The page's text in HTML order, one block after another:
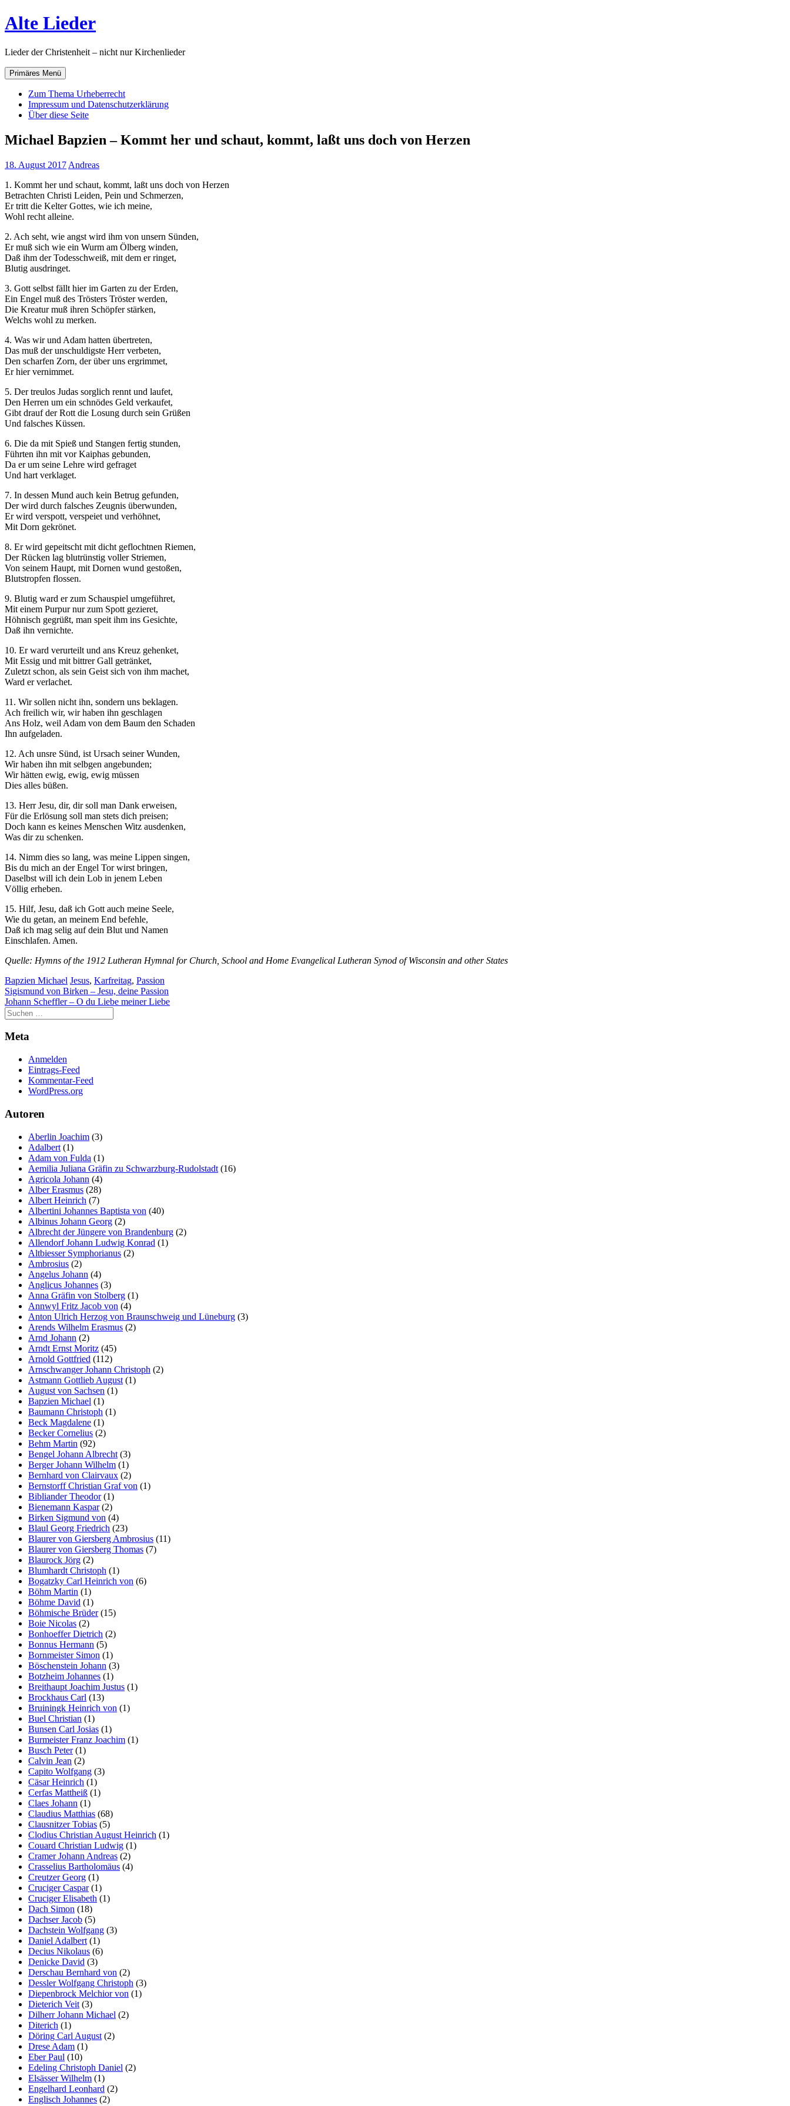
Zum
Inhalt
Alte Lieder
Lieder der Christenheit – nicht nur Kirchenlieder
Primäres Menü
Zum Thema Urheberrecht
Impressum und Datenschutzerklärung
Über diese Seite
Michael Bapzien – Kommt her und schaut, kommt, laßt uns doch von Herzen
18. August 2017 Andreas
1. Kommt her und schaut, kommt, laßt uns doch von Herzen
Betrachten Christi Leiden, Pein und Schmerzen,
Er tritt die Kelter Gottes, wie ich meine,
Wohl recht alleine.
2. Ach seht, wie angst wird ihm von unsern Sünden,
Er muß sich wie ein Wurm am Ölberg winden,
Daß ihm der Todesschweiß, mit dem er ringet,
Blutig ausdringet.
3. Gott selbst fällt hier im Garten zu der Erden,
Ein Engel muß des Trösters Tröster werden,
Die Kreatur muß ihren Schöpfer stärken,
Welchs wohl zu merken.
4. Was wir und Adam hatten übertreten,
Das muß der unschuldigste Herr verbeten,
Den scharfen Zorn, der über uns ergrimmet,
Er hier vernimmet.
5. Der treulos Judas sorglich rennt und laufet,
Den Herren um ein schnödes Geld verkaufet,
Gibt drauf der Rott die Losung durch sein Grüßen
Und falsches Küssen.
6. Die da mit Spieß und Stangen fertig stunden,
Führten ihn mit vor Kaiphas gebunden,
Da er um seine Lehre wird gefraget
Und hart verklaget.
7. In dessen Mund auch kein Betrug gefunden,
Der wird durch falsches Zeugnis überwunden,
Er wird verspott, verspeiet und verhöhnet,
Mit Dorn gekrönet.
8. Er wird gepeitscht mit dicht geflochtnen Riemen,
Der Rücken lag blutrünstig voller Striemen,
Von seinem Haupt, mit Dornen wund gestoßen,
Blutstropfen flossen.
9. Blutig ward er zum Schauspiel umgeführet,
Mit einem Purpur nur zum Spott gezieret,
Höhnisch gegrüßt, man speit ihm ins Gesichte,
Daß ihn vernichte.
10. Er ward verurteilt und ans Kreuz gehenket,
Mit Essig und mit bittrer Gall getränket,
Zuletzt schon, als sein Geist sich von ihm machet,
Ward er verlachet.
11. Wir sollen nicht ihn, sondern uns beklagen.
Ach freilich wir, wir haben ihn geschlagen
Ans Holz, weil Adam von dem Baum den Schaden
Ihn aufgeladen.
12. Ach unsre Sünd, ist Ursach seiner Wunden,
Wir haben ihn mit selbgen angebunden;
Wir hätten ewig, ewig, ewig müssen
Dies alles büßen.
13. Herr Jesu, dir, dir soll man Dank erweisen,
Für die Erlösung soll man stets dich preisen;
Doch kann es keines Menschen Witz ausdenken,
Was dir zu schenken.
14. Nimm dies so lang, was meine Lippen singen,
Bis du mich an der Engel Tor wirst bringen,
Daselbst will ich dein Lob in jenem Leben
Völlig erheben.
15. Hilf, Jesu, daß ich Gott auch meine Seele,
Wie du getan, an meinem End befehle,
Daß ich mag selig auf dein Blut und Namen
Einschlafen. Amen.
Quelle: Hymns of the 1912 Lutheran Hymnal for Church, School and Home Evangelical Lutheran Synod of Wisconsin and other States
Bapzien Michael Jesus, Karfreitag, Passion
Beitragsnavigation
Sigismund von Birken – Jesu, deine Passion
Johann Scheffler – O du Liebe meiner Liebe
Meta
Anmelden
Eintrags-Feed
Kommentar-Feed
WordPress.org
Autoren
Aberlin Joachim (3)
Adalbert (1)
Adam von Fulda (1)
Aemilia Juliana Gräfin zu Schwarzburg-Rudolstadt (16)
Agricola Johann (4)
Alber Erasmus (28)
Albert Heinrich (7)
Albertini Johannes Baptista von (40)
Albinus Johann Georg (2)
Albrecht der Jüngere von Brandenburg (2)
Allendorf Johann Ludwig Konrad (1)
Altbiesser Symphorianus (2)
Ambrosius (2)
Angelus Johann (4)
Anglicus Johannes (3)
Anna Gräfin von Stolberg (1)
Annwyl Fritz Jacob von (4)
Anton Ulrich Herzog von Braunschweig und Lüneburg (3)
Arends Wilhelm Erasmus (2)
Arnd Johann (2)
Arndt Ernst Moritz (45)
Arnold Gottfried (112)
Arnschwanger Johann Christoph (2)
Astmann Gottlieb August (1)
August von Sachsen (1)
Bapzien Michael (1)
Baumann Christoph (1)
Beck Magdalene (1)
Becker Cornelius (2)
Behm Martin (92)
Bengel Johann Albrecht (3)
Berger Johann Wilhelm (1)
Bernhard von Clairvaux (2)
Bernstorff Christian Graf von (1)
Bibliander Theodor(1)
Bienemann Kaspar(2)
Birken Sigmund von (4)
Blaul Georg Friedrich (23)
Blaurer von Giersberg Ambrosius (11)
Blaurer von Giersberg Thomas (7)
Blaurock Jörg (2)
Blumhardt Christoph (1)
Bogatzky Carl Heinrich von (6)
Böhm Martin (1)
Böhme David (1)
Böhmische Brüder(15)
Boie Nicolas (2)
Bonhoeffer Dietrich (2)
Bonnus Hermann (5)
Bornmeister Simon (1)
Böschenstein Johann (3)
Botzheim Johannes (1)
Breithaupt Joachim Justus (1)
Brockhaus Carl (13)
Bruiningk Heinrich von (1)
Buel Christian (1)
Bunsen Carl Josias (1)
Burmeister Franz Joachim (1)
Busch Peter(1)
Calvin Jean (2)
Capito Wolfgang (3)
Cäsar Heinrich (1)
Cerfas Mattheiß (1)
Claes Johann (1)
Claudius Matthias (68)
Clausnitzer Tobias (5)
Clodius Christian August Heinrich (1)
Couard Christian Ludwig (1)
Cramer Johann Andreas (2)
Crasselius Bartholomäus (4)
Creutzer Georg (1)
Cruciger Caspar(1)
Cruciger Elisabeth (1)
Dach Simon (18)
Dachser Jacob (5)
Dachstein Wolfgang (3)
Daniel Adalbert (1)
Decius Nikolaus (6)
Denicke David (3)
Derschau Bernhard von (2)
Dessler Wolfgang Christoph (3)
Diepenbrock Melchior von (1)
Dieterich Veit (3)
Dilherr Johann Michael (2)
Diterich (1)
Döring Carl August (2)
Drese Adam (1)
Eber Paul (10)
Edeling Christoph Daniel (2)
Elsässer Wilhelm (1)
Engelhard Leonhard (2)
Englisch Johannes (2)
Notwendig
Diese
Cookies
sind nicht
Sie werden
benötigt,
damit die
Website
Statistik
Cookies
können wir die
Funktionsweise
und Struktur
der Website
auf Basis der
Nutzung
verbessern.
Erfahrung
Damit unsere
Website
Ihres Besuchs
so gut wie
möglich
funktioniert.
diese Cookies
ablehnen,
verschwinden
einige
von der
Website.
Marketing
Indem Sie uns Ihre
Interessen und Ihr
Verhalten beim
Website mitteilen,
erhöhen Sie die
Wahrscheinlichkeit,
personalisierte
Angebote zu sehen.